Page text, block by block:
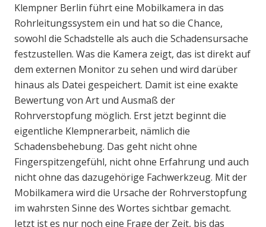
Klempner Berlin führt eine Mobilkamera in das
Rohrleitungssystem ein und hat so die Chance,
sowohl die Schadstelle als auch die Schadensursache
festzustellen. Was die Kamera zeigt, das ist direkt auf
dem externen Monitor zu sehen und wird darüber
hinaus als Datei gespeichert. Damit ist eine exakte
Bewertung von Art und Ausmaß der
Rohrverstopfung möglich. Erst jetzt beginnt die
eigentliche Klempnerarbeit, nämlich die
Schadensbehebung. Das geht nicht ohne
Fingerspitzengefühl, nicht ohne Erfahrung und auch
nicht ohne das dazugehörige Fachwerkzeug. Mit der
Mobilkamera wird die Ursache der Rohrverstopfung
im wahrsten Sinne des Wortes sichtbar gemacht.
Jetzt ist es nur noch eine Frage der Zeit, bis das